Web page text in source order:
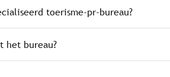
toerisme-pr-bureau?
het bureau?